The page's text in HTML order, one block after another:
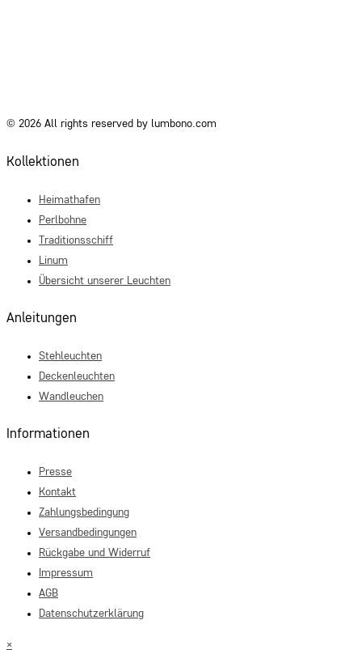
© 2026 All rights reserved by lumbono.com
Kollektionen
Heimathafen
Perlbohne
Traditionsschiff
Linum
Übersicht unserer Leuchten
Anleitungen
Stehleuchten
Deckenleuchten
Wandleuchen
Informationen
Presse
Kontakt
Zahlungsbedingung
Versandbedingungen
Rückgabe und Widerruf
Impressum
AGB
Datenschutzerklärung
×